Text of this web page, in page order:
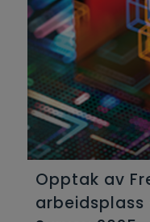
Opptak av
arbeidsplass